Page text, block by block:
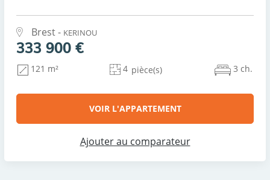
Brest - KERINOU
333 900 €
121 m² 4 pièce(s) 3 ch.
VOIR L'APPARTEMENT
Ajouter au comparateur